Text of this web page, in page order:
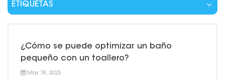
ETIQUETAS
¿Cómo se puede optimizar un baño
pequeño con un toallero?
Mar 18, 2023